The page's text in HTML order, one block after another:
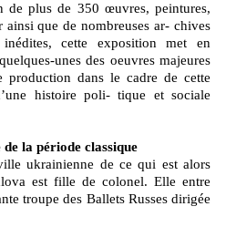
ainsi que de nombreuses ar- chives
cette exposition met en
unes des oeuvres majeures
production dans le cadre de cette
histoire poli- tique et sociale
la période classique
ukrainienne de ce qui est alors
est fille de colonel. Elle entre
troupe des Ballets Russes dirigée